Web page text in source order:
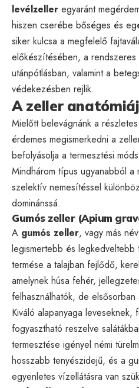
levélzeller egyaránt
hiszen cserébe bőséges és
siker kulcsa a megfelelő
előkészítésében, a
utánpótlásban, valamint a
védekezésben rejlik.
A zeller
Mielőtt belevágnánk a
érdemes megismerkedni a
befolyásolja a termesztési
Mindhárom típus ugyanabból a
szelektív nemesítéssel
dominánssá.
Gumós zeller (Apium
A gumós zeller, vagy más
legismertebb és
termése a talajban fejlődő,
amelynek húsa fehér,
felhasználhatók, de
Kiváló alapanyaga
fogyasztható reszelve
termesztése igényel némi
hosszabb tenyészidejű, és a
egyenletes vízellátásra van